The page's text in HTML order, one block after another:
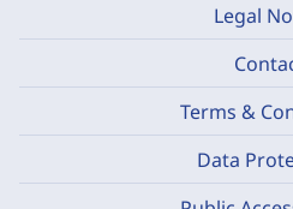
Legal
Terms &
Data